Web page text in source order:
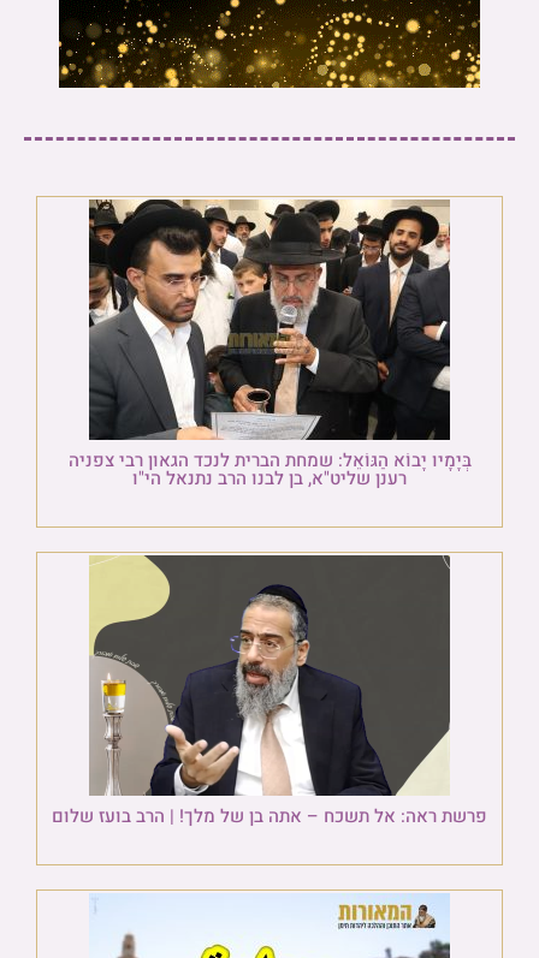
בְּיָמָיו יָבוֹא הַגּוֹאֵל: שמחת הברית לנכד הגאון רבי צפניה
רענן שליט"א, בן לבנו הרב נתנאל הי"ו
פרשת ראה: אל תשכח – אתה בן של מלך! | הרב בועז שלום